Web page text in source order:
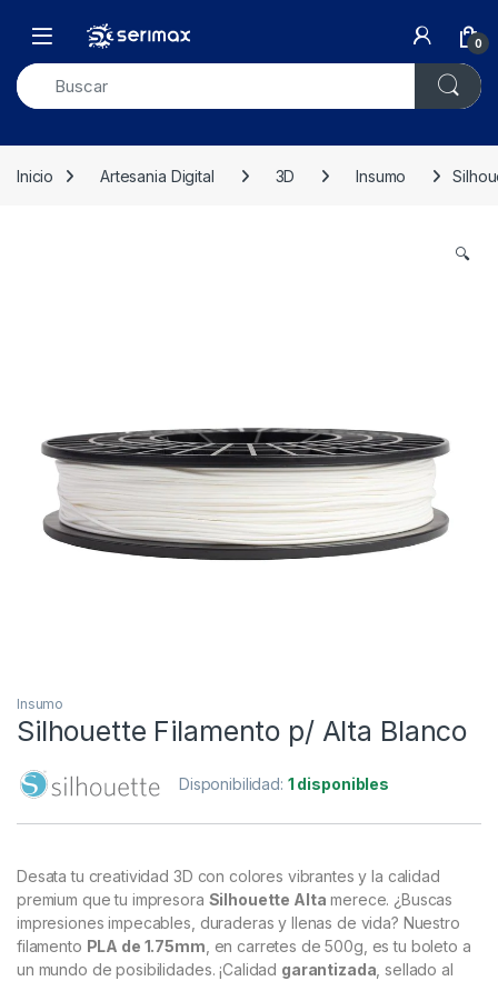
Open 0
Inicio Artesania Digital 3D Insumo
🔍
Insumo
Silhouette Filamento p/ Alta Blanco
Disponibilidad: 1 disponibles
Desata tu creatividad 3D con colores vibrantes y la calidad
premium que tu impresora Silhouette Alta merece. ¿Buscas
impresiones impecables, duraderas y llenas de vida? Nuestro
filamento PLA de 1.75mm , en carretes de 500g, es tu boleto a
un mundo de posibilidades. ¡Calidad garantizada , sellado al